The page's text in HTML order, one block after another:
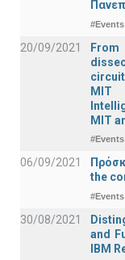
#Events
20/09/2021
From
MIT
MIT
#Events
06/09/2021
the
#Events
30/08/2021
and
IBM